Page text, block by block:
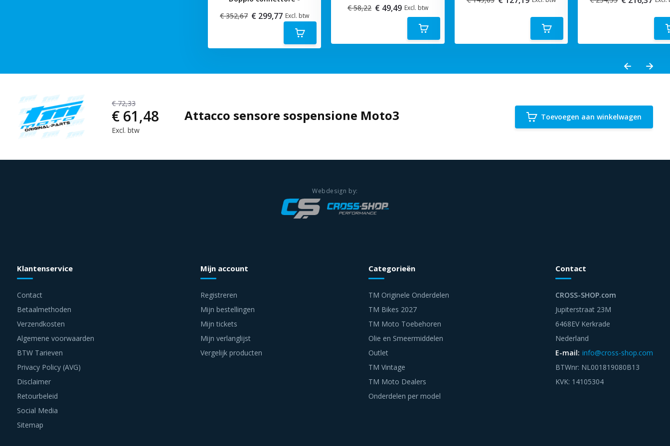
€ 352,67 € 299,77 Excl. btw
€ 58,22 € 49,49 Excl. btw
€ 72,33
€ 61,48
Excl. btw
Attacco sensore sospensione Moto3 Toevoegen aan winkelwagen
Klantenservice
Contact
Betaalmethoden
Verzendkosten
Algemene voorwaarden
BTW Tarieven
Privacy Policy (AVG)
Disclaimer
Retourbeleid
Social Media
Sitemap
Mijn account
Registreren
Mijn bestellingen
Mijn tickets
Mijn verlanglijst
Vergelijk producten
Categorieën
TM Originele Onderdelen
TM Bikes 2027
TM Moto Toebehoren
Olie en Smeermiddelen
Outlet
TM Vintage
TM Moto Dealers
Onderdelen per model
Contact
CROSS-SHOP.com
Jupiterstraat 23M
6468EV Kerkrade
Nederland
E-mail: info@cross-shop.com
BTWnr: NL001819080B13
KVK: 14105304